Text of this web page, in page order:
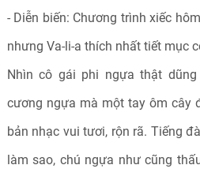
- Diễn biến: Chương trình xiếc
nhưng Va-li-a thích nhất tiết mục
Nhìn cô gái phi ngựa thật
cương ngựa mà một tay ôm cây
bản nhạc vui tươi, rộn rã. Tiếng
làm sao, chú ngựa như cũng